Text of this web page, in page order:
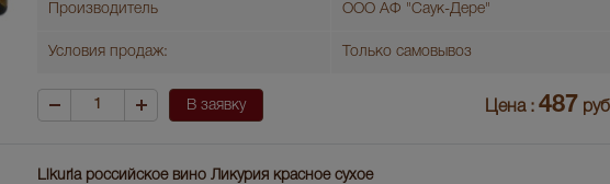
Производитель ООО АФ "Саук-Дере"
Условия продаж: Только самовывоз
В заявку Цена : 487
Likuria российское вино Ликурия красное сухое